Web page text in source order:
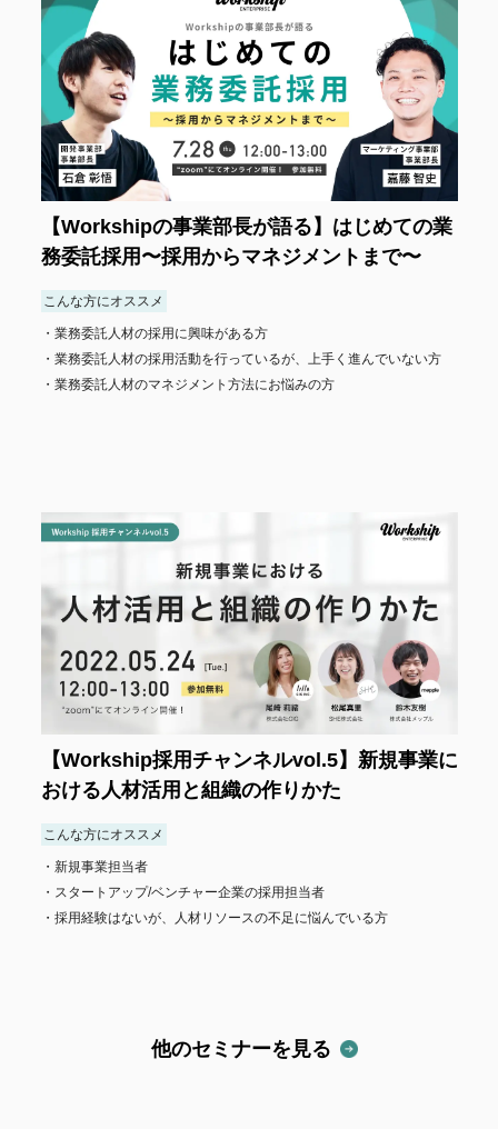
【Workshipの事業部長が語る】はじめての業
務委託採用〜採用からマネジメントまで〜
こんな方にオススメ
業務委託人材の採用に興味がある方
業務委託人材の採用活動を行っているが、上手く進んでいない方
業務委託人材のマネジメント方法にお悩みの方
【Workship採用チャンネルvol.5】新規事業に
おける人材活用と組織の作りかた
こんな方にオススメ
新規事業担当者
スタートアップ/ベンチャー企業の採用担当者
採用経験はないが、人材リソースの不足に悩んでいる方
他のセミナーを見る